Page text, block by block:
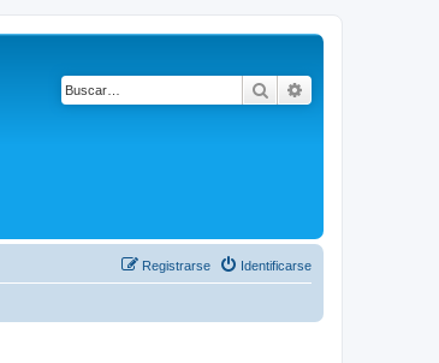
Buscar
Identificarse
Registrarse